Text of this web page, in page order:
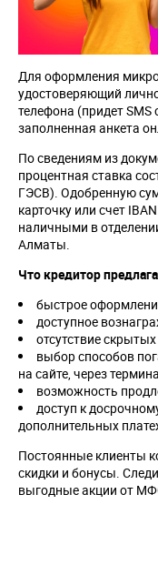
Для оформления
удостоверяющий
телефона (придет SMS
заполненная анкета
По сведениям из
процентная ставка
ГЭСВ). Одобренную
карточку или счет
наличными в
Алматы.
Что кредитор
быстрое
доступное
отсутствие
выбор способов
на сайте, через
возможность
доступ к
дополнительных
Постоянные клиенты
скидки и бонусы.
выгодные акции от